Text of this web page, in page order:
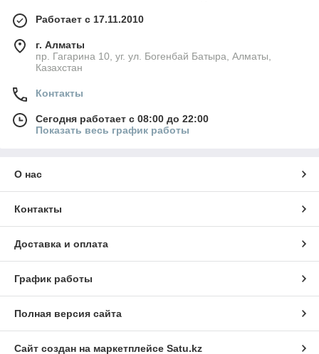
Работает с 17.11.2010
г. Алматы
пр. Гагарина 10, уг. ул. Богенбай Батыра, Алматы,
Казахстан
Контакты
Сегодня работает с 08:00 до 22:00
Показать весь график работы
О нас
Контакты
Доставка и оплата
График работы
Полная версия сайта
Сайт создан на маркетплейсе Satu.kz